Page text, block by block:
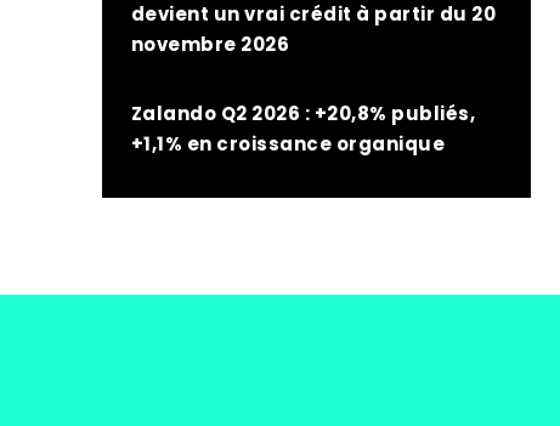
devient un vrai crédit à partir du 20
novembre 2026
Zalando Q2 2026 : +20,8% publiés,
+1,1% en croissance organique